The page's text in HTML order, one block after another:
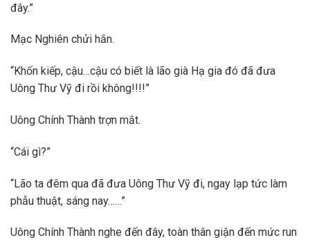
đây.”
Mạc Nghiên chửi hắn.
“Khốn kiếp, cậu…cậu có biết là lão già Hạ gia đó đã đưa
Uông Thư Vỹ đi rồi không!!!!”
Uông Chính Thành trợn mắt.
“Cái gì?”
“Lão ta đêm qua đã đưa Uông Thư Vỹ đi, ngay lạp tức làm
phẫu thuật, sáng nay……”
Uông Chính Thành nghe đến đây, toàn thân giận đến mức run